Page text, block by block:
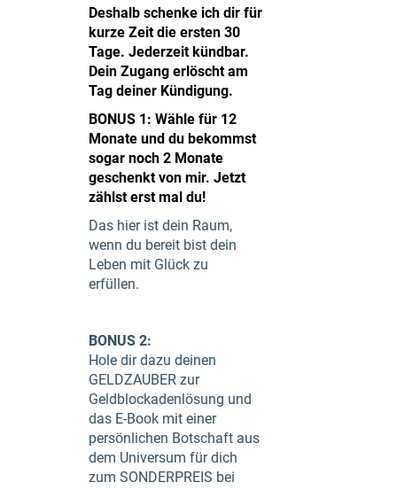
Deshalb schenke ich dir für
kurze Zeit die ersten 30
Tage. Jederzeit kündbar.
Dein Zugang erlöscht am
Tag deiner Kündigung.
BONUS 1: Wähle für 12
Monate und du bekommst
sogar noch 2 Monate
geschenkt von mir. Jetzt
zählst erst mal du!
Das hier ist dein Raum,
wenn du bereit bist dein
Leben mit Glück zu
erfüllen.
BONUS 2:
Hole dir dazu deinen
GELDZAUBER zur
Geldblockadenlösung und
das E-Book mit einer
persönlichen Botschaft aus
dem Universum für dich
zum SONDERPREIS bei